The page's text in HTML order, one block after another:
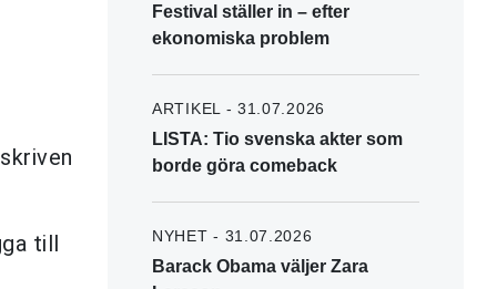
till
Festival ställer in – efter
ekonomiska problem
ARTIKEL - 31.07.2026
LISTA: Tio svenska akter som
borde göra comeback
NYHET - 31.07.2026
Barack Obama väljer Zara